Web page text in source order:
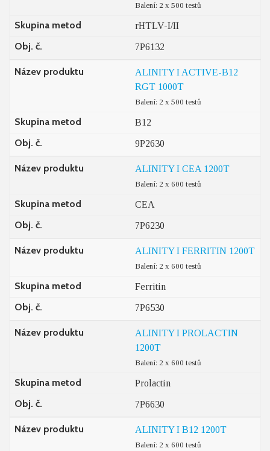
Balení: 2 x 500 testů
Skupina metod rHTLV-I/II
Obj. č. 7P6132
Název produktu
ALINITY I ACTIVE-B12
RGT 1000T
Balení: 2 x 500 testů
Skupina metod B12
Obj. č. 9P2630
Název produktu ALINITY I CEA 1200T
Balení: 2 x 600 testů
Skupina metod CEA
Obj. č. 7P6230
Název produktu ALINITY I FERRITIN 1200T
Balení: 2 x 600 testů
Skupina metod Ferritin
Obj. č. 7P6530
Název produktu
ALINITY I PROLACTIN
1200T
Balení: 2 x 600 testů
Skupina metod Prolactin
Obj. č. 7P6630
Název produktu ALINITY I B12 1200T
Balení: 2 x 600 testů